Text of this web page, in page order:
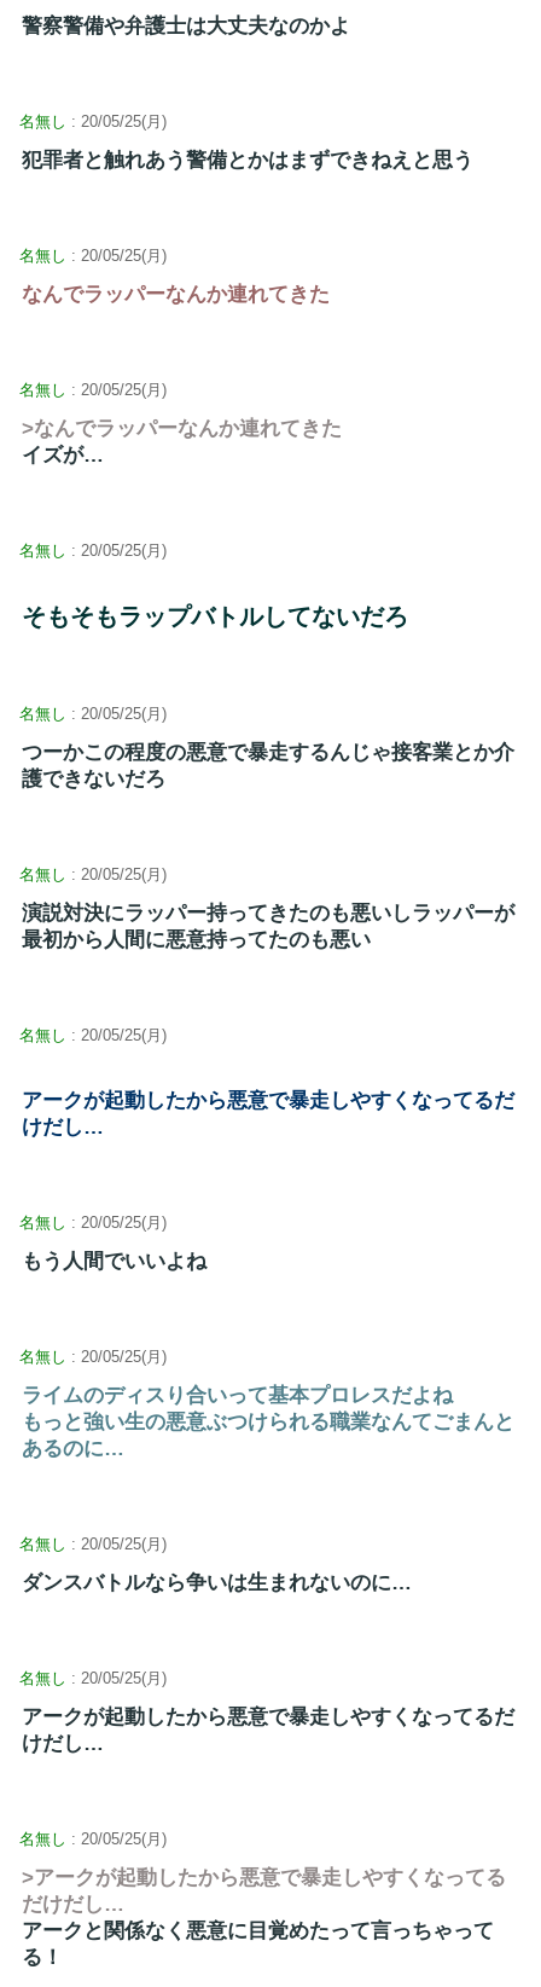
警察警備や弁護士は大丈夫なのかよ
名無し : 20/05/25(月)
犯罪者と触れあう警備とかはまずできねえと思う
名無し : 20/05/25(月)
なんでラッパーなんか連れてきた
名無し : 20/05/25(月)
>なんでラッパーなんか連れてきた
イズが…
名無し : 20/05/25(月)
そもそもラップバトルしてないだろ
名無し : 20/05/25(月)
つーかこの程度の悪意で暴走するんじゃ接客業とか介
護できないだろ
名無し : 20/05/25(月)
演説対決にラッパー持ってきたのも悪いしラッパーが
最初から人間に悪意持ってたのも悪い
名無し : 20/05/25(月)
アークが起動したから悪意で暴走しやすくなってるだ
けだし…
名無し : 20/05/25(月)
もう人間でいいよね
名無し : 20/05/25(月)
ライムのディスり合いって基本プロレスだよね
もっと強い生の悪意ぶつけられる職業なんてごまんと
あるのに…
名無し : 20/05/25(月)
ダンスバトルなら争いは生まれないのに…
名無し : 20/05/25(月)
アークが起動したから悪意で暴走しやすくなってるだ
けだし…
名無し : 20/05/25(月)
>アークが起動したから悪意で暴走しやすくなってる
だけだし…
アークと関係なく悪意に目覚めたって言っちゃって
る！